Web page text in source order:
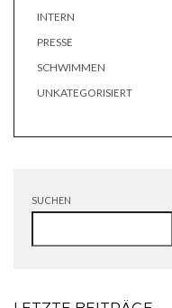
INTERN
PRESSE
SCHWIMMEN
UNKATEGORISIERT
SUCHEN